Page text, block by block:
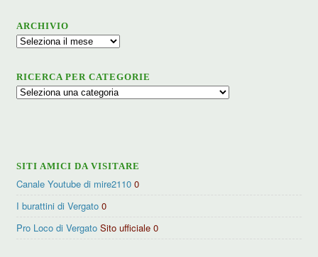
ARCHIVIO
Archivio
RICERCA PER CATEGORIE
Ricerca
SITI AMICI DA VISITARE
Canale Youtube di mire2110 0
I burattini di Vergato 0
Pro Loco di Vergato Sito ufficiale 0